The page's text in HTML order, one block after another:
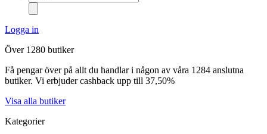
Logga in
Över 1280 butiker
Få pengar över på allt du handlar i någon av våra 1284 anslutna
butiker. Vi erbjuder cashback upp till 37,50%
Visa alla butiker
Kategorier